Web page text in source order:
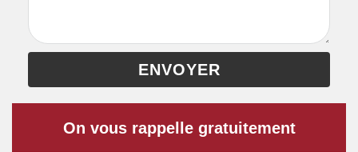
On vous rappelle gratuitement